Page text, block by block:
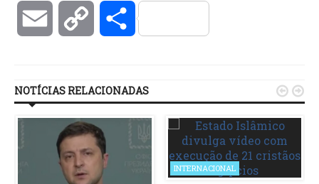
Email Copy Compartilhar
NOTÍCIAS RELACIONADAS
INTERNACIONAL
 